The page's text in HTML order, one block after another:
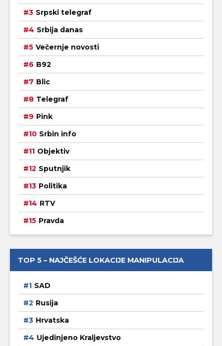
Srpski telegraf
Srbija danas
Večernje novosti
B92
Blic
Telegraf
Pink
Srbin info
Objektiv
Sputnjik
Politika
RTV
Pravda
TOP 5 – NAJČEŠĆE LOKACIJE MANIPULACIJA
SAD
Rusija
Hrvatska
Ujedinjeno Kraljevstvo